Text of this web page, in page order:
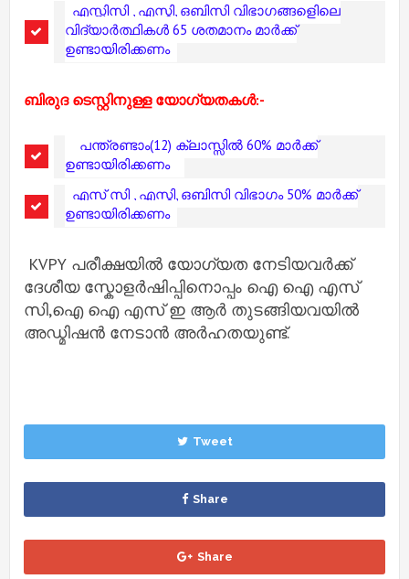
എസ്സിസി , എസ്ടി, ഒബിസി വിഭാഗങ്ങളിെലെ
വിദ്യാർത്ഥികൾ 65 ശതമാനം മാർക്ക്
ഉണ്ടായിരിക്കണം
ബിരുദ ടെസ്റ്റിനുള്ള യോഗ്യതകൾ:-
പന്ത്രണ്ടാം(12) ക്ലാസ്സിൽ 60% മാർക്ക്
ഉണ്ടായിരിക്കണം
എസ് സി , എസ്ടി, ഒബിസി വിഭാഗം 50% മാർക്ക്
ഉണ്ടായിരിക്കണം
KVPY പരീക്ഷയിൽ യോഗ്യത നേടിയവർക്ക്
ദേശീയ സ്കോളർഷിപ്പിനൊപ്പം ഐ ഐ എസ്
സി,ഐ ഐ എസ് ഇ ആർ തുടങ്ങിയവയിൽ
അഡ്മിഷൻ നേടാൻ അർഹതയുണ്ട്.
Tweet
Share
Share